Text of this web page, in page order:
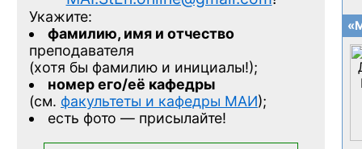
Укажите:
фамилию, имя и отчество
преподавателя
(хотя бы фамилию и инициалы!);
номер его/её кафедры
(см. факультеты и кафедры МАИ);
есть фото — присылайте!